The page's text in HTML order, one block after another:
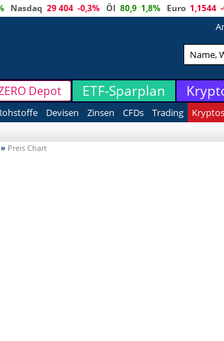
Nasdaq 29 404 -0,3% Öl 80,9 1,8% Euro 1,1544
Depot ETF-Sparplan
Devisen Zinsen CFDs Trading Kryptos
» Preis Chart